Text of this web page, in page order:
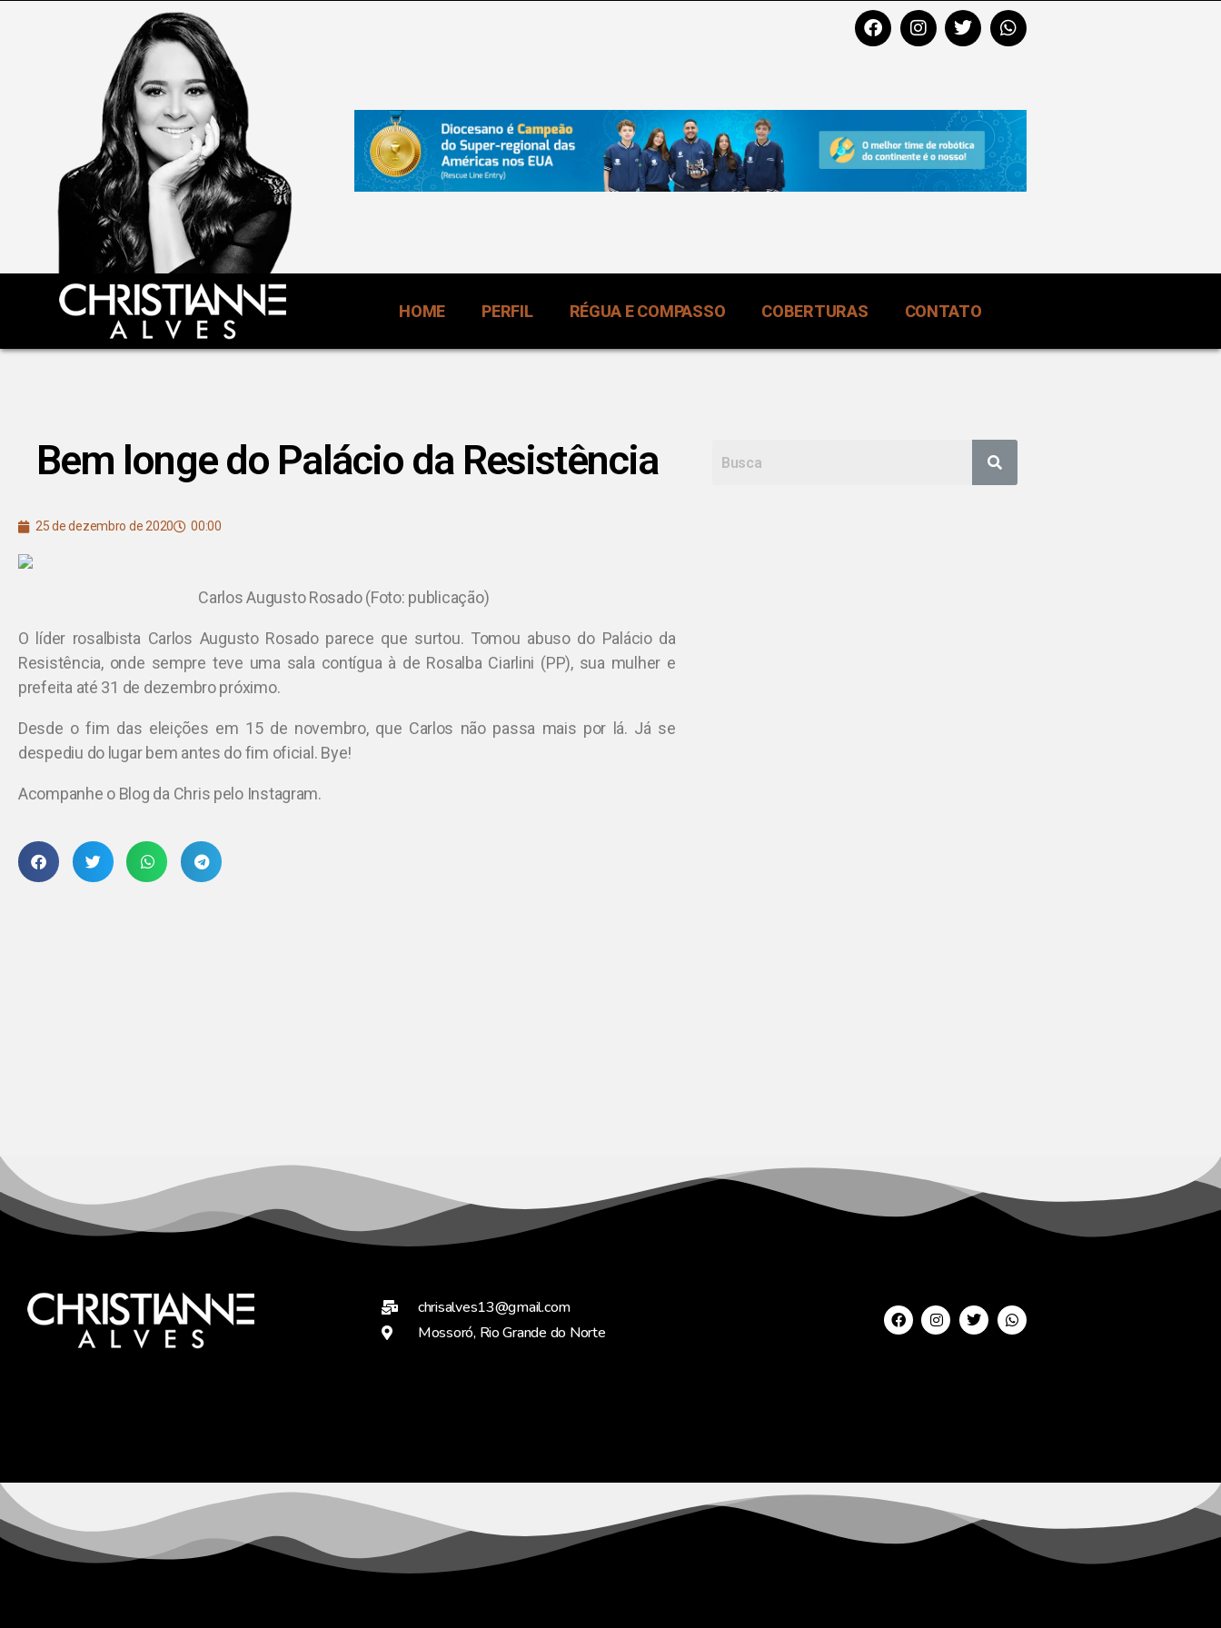
HOME PERFIL RÉGUA E COMPASSO COBERTURAS CONTATO
Bem longe do Palácio da Resistência
25 de dezembro de 2020 00:00
Carlos Augusto Rosado (Foto: publicação)
O líder rosalbista Carlos Augusto Rosado parece que surtou. Tomou abuso do Palácio da
Resistência, onde sempre teve uma sala contígua à de Rosalba Ciarlini (PP), sua mulher e
prefeita até 31 de dezembro próximo.
Desde o fim das eleições em 15 de novembro, que Carlos não passa mais por lá. Já se
despediu do lugar bem antes do fim oficial. Bye!
Acompanhe o Blog da Chris pelo Instagram.
chrisalves13@gmail.com
Mossoró, Rio Grande do Norte